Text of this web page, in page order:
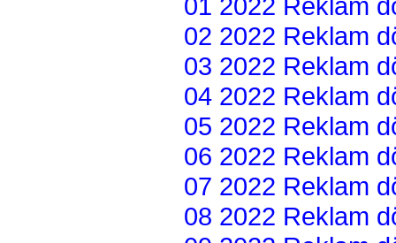
02 2022 Reklam
03 2022 Reklam
04 2022 Reklam
05 2022 Reklam
06 2022 Reklam
07 2022 Reklam
08 2022 Reklam